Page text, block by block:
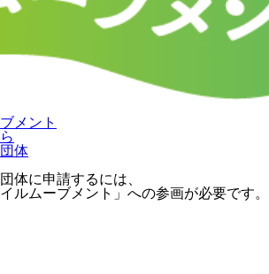
メント
体
体に申請するには、
ルムーブメント」への参画が必要です。